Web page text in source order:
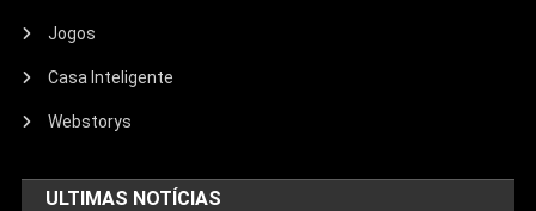
Echo Dot: Guia Completo Para
Escolher O Smart Speaker Ideal Na
Nova Oferta Da Amazon
Jogos
Casa Inteligente
Webstorys
ULTIMAS NOTÍCIAS